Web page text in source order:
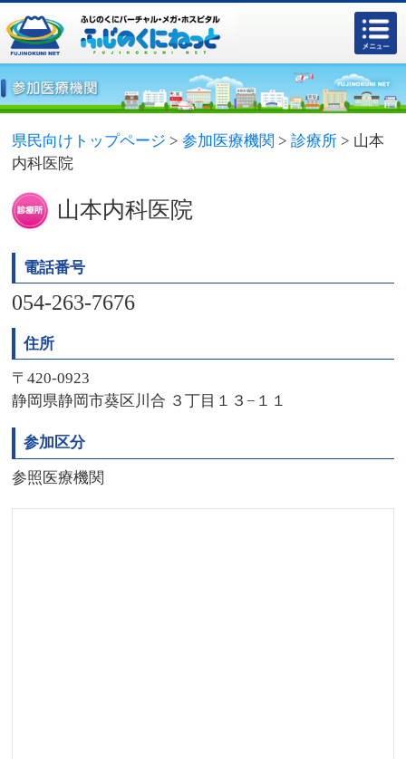
県民向けトップページ >参加医療機関 >診療所 > 山本
内科医院
山本内科医院
電話番号
054-263-7676
住所
〒420-0923
静岡県静岡市葵区川合 ３丁目１３−１１
参加区分
参照医療機関